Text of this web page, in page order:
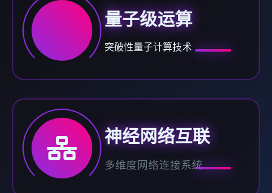
量子级运算
突破性量子计算技术
神经网络互联
多维度网络连接系统